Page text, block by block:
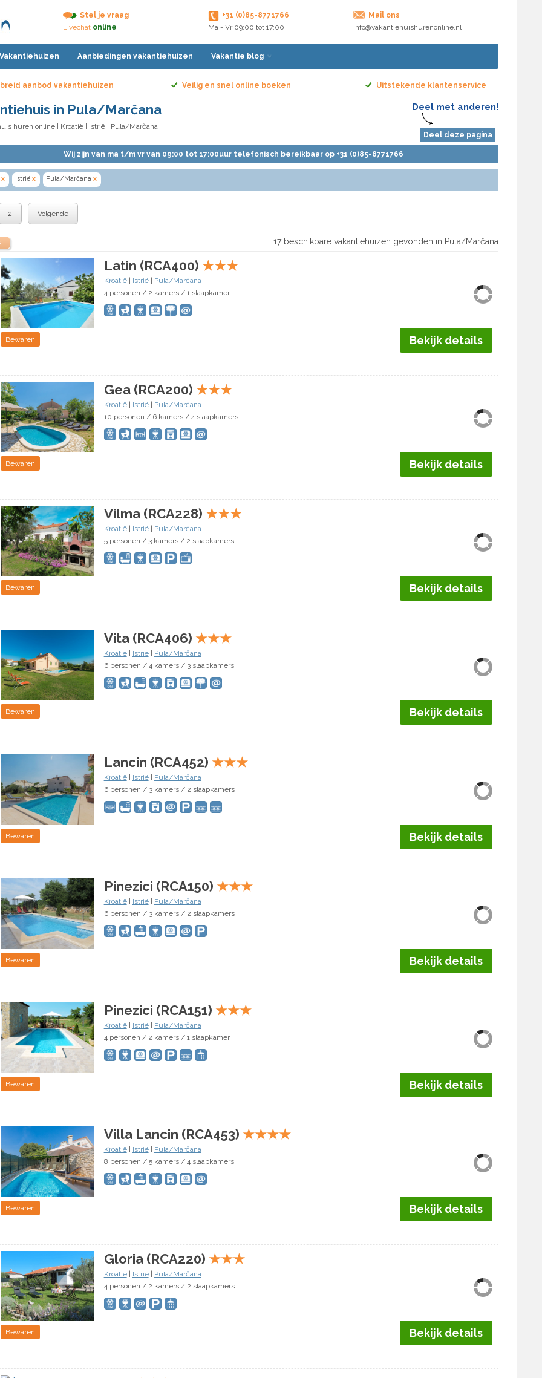
Stel je vraag
Livechat online
+31 (0)85-8771766
Ma - Vr 09:00 tot 17:00
Mail ons
info@vakantiehuishurenonline.nl
Aanbiedingen vakantiehuizen Vakantie blog
aanbod vakantiehuizen Veilig en snel online boeken Uitstekende klantenservice
Deel met anderen!
Deel deze pagina
in Pula/Marčana
huren online Kroatië Istrië | Pula/Marčana
Wij zijn van ma t/m vr van 09:00 tot 17:00uur telefonisch bereikbaar op +31 (0)85-8771766
x Istrië x Pula/Marčana x
2 Volgende
17 beschikbare vakantiehuizen gevonden in Pula/Marčana
Latin (RCA400) ★★★
Kroatië| Istrië|
Pula/Marčana
4 personen / 2 kamers / 1 slaapkamer
Bewaren Bekijk details
Gea (RCA200) ★★★
Kroatië| Istrië|
Pula/Marčana
10 personen / 6 kamers / 4 slaapkamers
Bewaren Bekijk details
Vilma (RCA228) ★★★
Kroatië| Istrië|
Pula/Marčana
5 personen / 3 kamers / 2 slaapkamers
Bewaren Bekijk details
Vita (RCA406) ★★★
Kroatië| Istrië| Pula/Marčana
6 personen / 4 kamers / 3 slaapkamers
Bewaren Bekijk details
Lancin (RCA452) ★★★
Kroatië| Istrië| Pula/Marčana
6 personen / 3 kamers / 2 slaapkamers
Bewaren Bekijk details
Pinezici (RCA150) ★★★
Kroatië| Istrië|
Pula/Marčana
6 personen / 3 kamers / 2 slaapkamers
Bewaren Bekijk details
Pinezici (RCA151) ★★★
Kroatië| Istrië|
Pula/Marčana
4 personen / 2 kamers / 1 slaapkamer
Bewaren Bekijk details
Villa Lancin (RCA453) ★★★★
Kroatië| Istrië|
Pula/Marčana
8 personen / 5 kamers / 4 slaapkamers
Bewaren Bekijk details
Gloria (RCA220) ★★★
Kroatië| Istrië| Pula/Marčana
4 personen / 2 kamers / 2 slaapkamers
Bewaren Bekijk details